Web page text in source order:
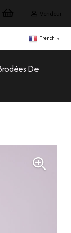
Vendeur
French ▼
De